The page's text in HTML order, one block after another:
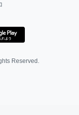
Reserved.